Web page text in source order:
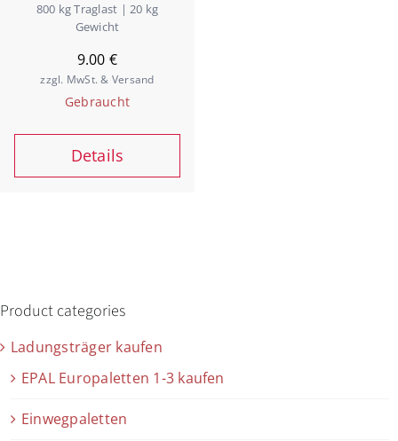
800 kg Traglast | 20 kg
Gewicht
9.00 €
zzgl. MwSt. & Versand
Gebraucht
Details
Product categories
Ladungsträger kaufen
EPAL Europaletten 1-3 kaufen
Einwegpaletten